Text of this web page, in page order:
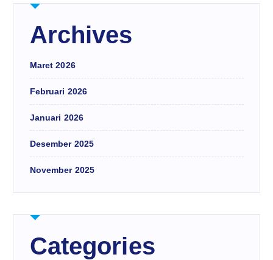
Archives
Maret 2026
Februari 2026
Januari 2026
Desember 2025
November 2025
Categories